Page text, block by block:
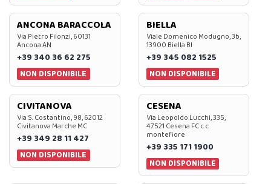
ANCONA BARACCOLA
Via Pietro Filonzi, 60131
Ancona AN
+39 340 36 62 275
NON DISPONIBILE
BIELLA
Viale Domenico Modugno, 3b,
13900 Biella BI
+39 345 082 1525
NON DISPONIBILE
CIVITANOVA
Via S. Costantino, 98, 62012
Civitanova Marche MC
+39 349 28 11 427
NON DISPONIBILE
CESENA
Via Leopoldo Lucchi, 335,
47521 Cesena FC c.c.
montefiore
+39 335 171 1900
NON DISPONIBILE